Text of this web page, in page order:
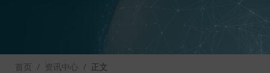
首页 / 资讯中心 / 正文